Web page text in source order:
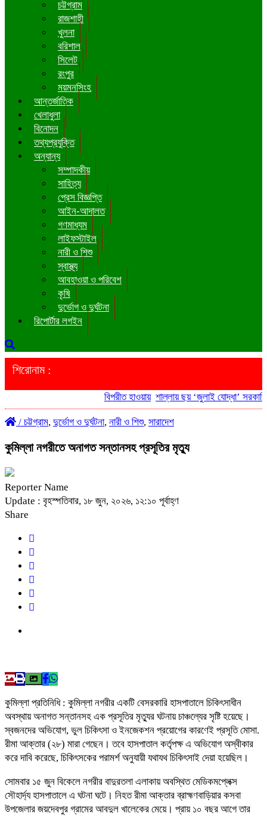
চট্টগ্রাম
রাজশাহী
খুলনা
বরিশাল
সিলেট
রংপুর
ময়মনসিংহ
আন্তর্জাতিক
খেলাধুলা
বিনোদন
তথ্যপ্রযুক্তি
অন্যান্য
সম্পাদকীয়
সাহিত্য
প্রেস বিজ্ঞপ্তি
আইন-আদালত
গণমাধ্যম
লাইফস্টাইল
নারী ও শিশু
স্বাস্থ্য
আবহাওয়া ও পরিবেশ
কৃষি
দুর্ভোগ ও দুর্ঘটনা
রিপোর্টার লগইন
শিরোনাম :
বিপরীত হাওয়ায় শাল্লায় ছয় ‘জুলাই যোদ্ধা’ সরকারি
/ চট্টগ্রাম, দুর্ভোগ ও দুর্ঘটনা, নারী ও শিশু, সারাদেশ
কুমিল্লা নগরীতে অনাগত সন্তানসহ প্রসূতির মৃত্যু
Reporter Name
Update : বৃহস্পতিবার, ১৮ জুন, ২০২৬, ১২:১০ পূর্বাহ্ণ
Share
কুমিল্লা প্রতিনিধি : কুমিল্লা নগরীর একটি বেসরকারি হাসপাতালে চিকিৎসাধীন
অবস্থায় অনাগত সন্তানসহ এক প্রসূতির মৃত্যুর ঘটনায় চাঞ্চল্যের সৃষ্টি হয়েছে।
স্বজনদের অভিযোগ, ভুল চিকিৎসা ও ইনজেকশন প্রয়োগের কারণেই প্রসূতি মোসা.
রীমা আক্তার (২৮) মারা গেছেন। তবে হাসপাতাল কর্তৃপক্ষ এ অভিযোগ অস্বীকার
করে দাবি করেছে, চিকিৎসকের পরামর্শ অনুযায়ী যথাযথ চিকিৎসাই দেয়া হয়েছিল।
সোমবার ১৫ জুন বিকেলে নগরীর বাদুরতলা এলাকায় অবস্থিত মেডিকমপ্লেক্স
সৌহার্দ্য হাসপাতালে এ ঘটনা ঘটে। নিহত রীমা আক্তার ব্রাহ্মণবাড়িয়ার কসবা
উপজেলার জয়দেবপুর গ্রামের আবদুল খালেকের মেয়ে। প্রায় ১০ বছর আগে তার